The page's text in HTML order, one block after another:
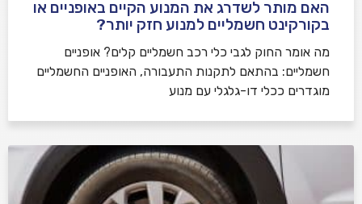
האם מותר לשדרג את המנוע הקיים באופניים או
בקורקינט חשמליים למנוע חזק יותר?
מה אומר החוק לגבי כלי רכב חשמליים קלים? אופניים
חשמליים: בהתאם לתקנות התעבורה, האופניים החשמליים
מוגדרים ככלי דו-גלגלי עם מנוע